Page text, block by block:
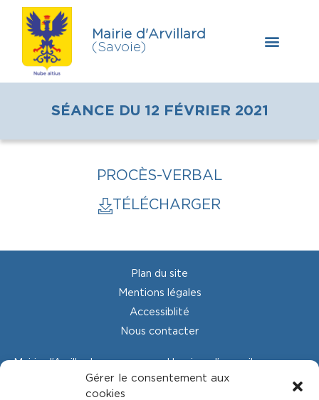
Gérer le consentement aux
cookies
Mairie d'Arvillard
(Savoie)
SÉANCE DU 12 FÉVRIER 2021
PROCÈS-VERBAL
TÉLÉCHARGER
Plan du site
Mentions légales
Accessiblité
Nous contacter
Mairie d’Arvillard
30, place de l’Église
Horaires d’accueil
Lundi : 8h45 à 12h30